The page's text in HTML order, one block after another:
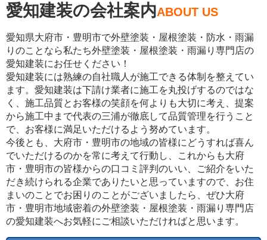
愛知建装の会社案内ABOUT US
愛知県大府市・豊明市で外壁塗装・屋根塗装・防水・雨漏
りのことなら私たち外壁塗装・屋根塗装・雨漏り専門店の
愛知建装にお任せください！
愛知建装には熟練の自社職人が施工できる体制を整えてい
ます。愛知建装は下請け業者に施工を丸投げするのではな
く、施工品質とお客様の笑顔を何よりも大切に考え、提案
から施工中まで代表の三浦が徹底して品質管理を行うこと
で、お客様に満足いただけるよう努めています。
今後とも、大府市・豊明市の地域の皆様にどうすれば喜ん
でいただけるのかを常に考えて行動し、これからも大府
市・豊明市の皆様からの口コミ評判のいい、ご紹介をいた
だき続けられる企業でありたいと思っていますので、お住
まいのことでお困りのことがございましたら、ぜひ大府
市・豊明市地域密着の外壁塗装・屋根塗装・雨漏り専門店
の愛知建装へお気軽にご相談いただければと思います。